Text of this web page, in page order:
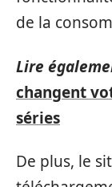
de la
Lire
changent
séries
De plus, le